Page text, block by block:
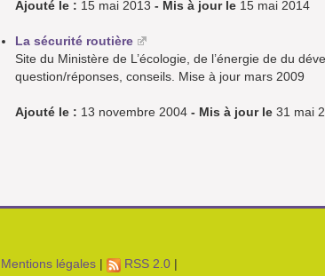
Ajouté le : 15 mai 2013 - Mis à jour le 15 mai 2014
La sécurité routière
Site du Ministère de L’écologie, de l’énergie de du
question/réponses, conseils. Mise à jour mars 2009
Ajouté le : 13 novembre 2004 - Mis à jour le 31 mai
Mentions légales| RSS 2.0 |